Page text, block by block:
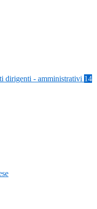
dirigenti - amministrativi 14